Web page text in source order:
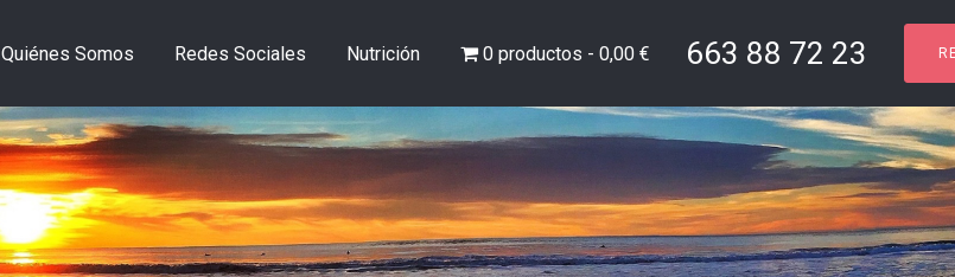
Quiénes Somos Redes Sociales Nutrición 0 productos 0,00 € 663 88 72 23